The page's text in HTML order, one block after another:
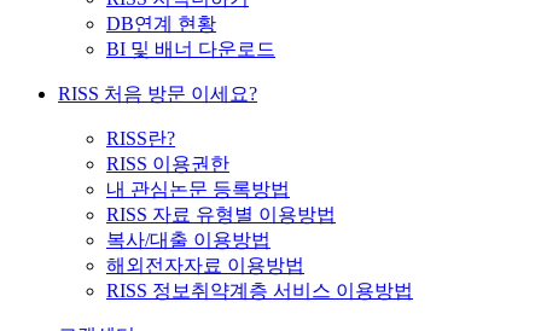
DB연계 현황
BI 및 배너 다운로드
RISS 처음 방문 이세요?
RISS란?
RISS 이용권한
내 관심논문 등록방법
RISS 자료 유형별 이용방법
복사/대출 이용방법
해외전자자료 이용방법
RISS 정보취약계층 서비스 이용방법